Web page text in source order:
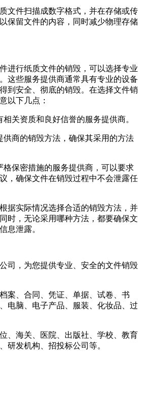
文件扫描成数字格式，并在存储或传
保留文件的内容，同时减少物理存储
进行纸质文件的销毁，可以选择专业
这些服务提供商通常具有专业的设备
到安全、彻底的销毁。在选择文件销
以下几点：
关资质和良好信誉的服务提供商。
供商的销毁方法，确保其采用的方法
格保密措施的服务提供商，可以要求
，确保文件在销毁过程中不会泄露任
据实际情况选择合适的销毁方法，并
时，无论采用哪种方法，都要确保文
息泄露。
司，为您提供专业、安全的文件销毁
案、合同、凭证、单据、试卷、书
电脑、电子产品、服装、化妆品、过
、海关、医院、出版社、学校、教育
研发机构、招投标公司等。